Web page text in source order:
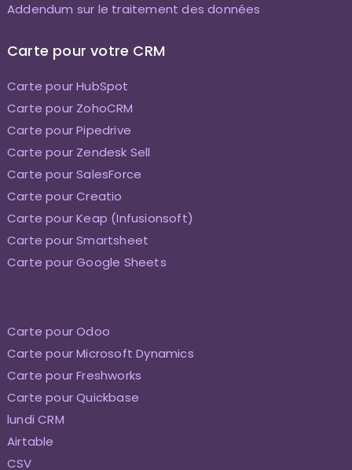
Addendum sur le traitement des données
Carte pour votre CRM
Carte pour HubSpot
Carte pour ZohoCRM
Carte pour Pipedrive
Carte pour Zendesk Sell
Carte pour SalesForce
Carte pour Creatio
Carte pour Keap (Infusionsoft)
Carte pour Smartsheet
Carte pour Google Sheets
Carte pour Odoo
Carte pour Microsoft Dynamics
Carte pour Freshworks
Carte pour Quickbase
lundi CRM
Airtable
CSV